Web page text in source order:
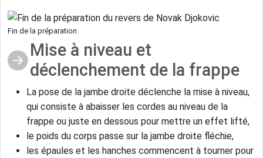
Fin de la préparation
Mise à niveau et
déclenchement de la frappe
La pose de la jambe droite déclenche la mise à niveau,
qui consiste à abaisser les cordes au niveau de la
frappe ou juste en dessous pour mettre un effet lifté,
le poids du corps passe sur la jambe droite fléchie,
les épaules et les hanches commencent à tourner pour